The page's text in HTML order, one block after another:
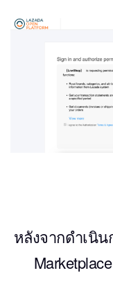
หลังจากดำเนิน